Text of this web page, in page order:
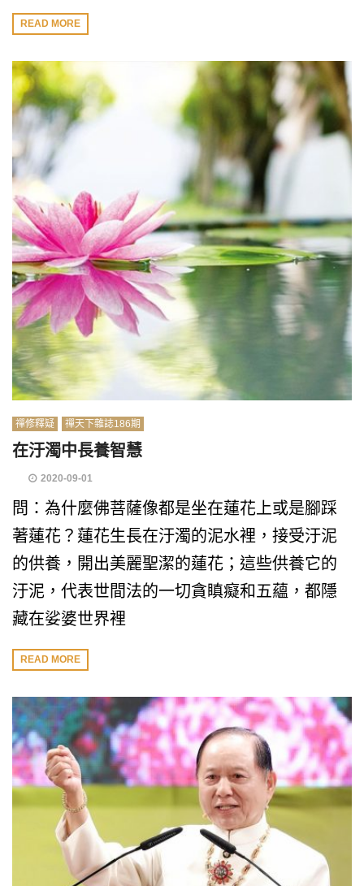
READ MORE
禪修釋疑 禪天下雜誌186期
在汙濁中長養智慧
2020-09-01
問：為什麼佛菩薩像都是坐在蓮花上或是腳踩
著蓮花？蓮花生長在汙濁的泥水裡，接受汙泥
的供養，開出美麗聖潔的蓮花；這些供養它的
汙泥，代表世間法的一切貪瞋癡和五蘊，都隱
藏在娑婆世界裡
READ MORE